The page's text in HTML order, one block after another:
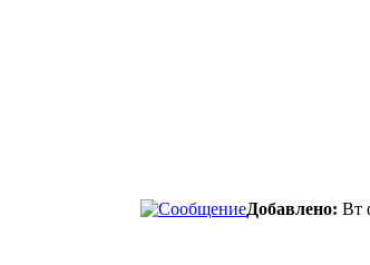
Добавлено: Вт